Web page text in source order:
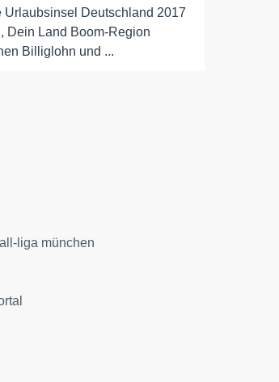
Urlaubsinsel Deutschland 2017
Dein Land Boom-Region
Billiglohn und ...
liga münchen